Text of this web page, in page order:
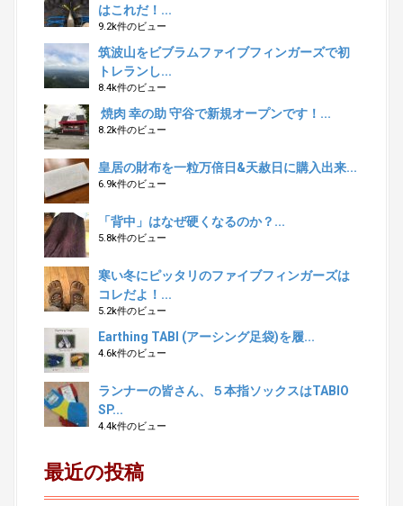
はこれだ！...
9.2k件のビュー
筑波山をビブラムファイブフィンガーズで初
トレランし...
8.4k件のビュー
焼肉 幸の助 守谷で新規オープンです！...
8.2k件のビュー
皇居の財布を一粒万倍日&天赦日に購入出来...
6.9k件のビュー
「背中」はなぜ硬くなるのか？...
5.8k件のビュー
寒い冬にピッタリのファイブフィンガーズは
コレだよ！...
5.2k件のビュー
Earthing TABI (アーシング足袋)を履...
4.6k件のビュー
ランナーの皆さん、５本指ソックスはTABIO
SP...
4.4k件のビュー
最近の投稿